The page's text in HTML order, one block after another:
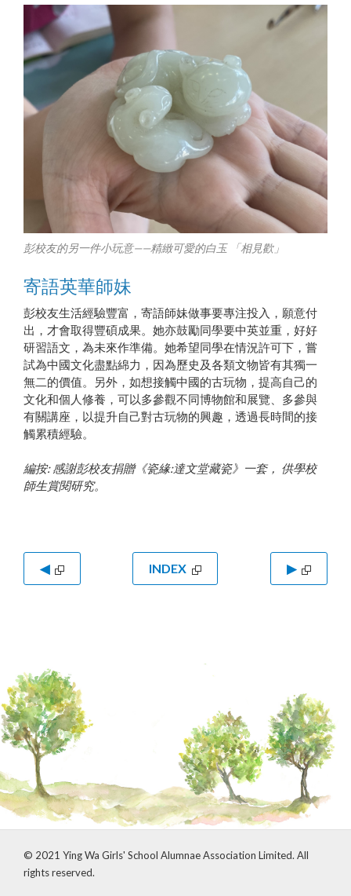
彭校友的另一件小玩意——精緻可愛的白玉 「相見歡」
寄語英華師妹
彭校友生活經驗豐富，寄語師妹做事要專注投入，願意付
出，才會取得豐碩成果。她亦鼓勵同學要中英並重，好好
研習語文，為未來作準備。她希望同學在情況許可下，嘗
試為中國文化盡點綿力，因為歷史及各類文物皆有其獨一
無二的價值。另外，如想接觸中國的古玩物，提高自己的
文化和個人修養，可以多參觀不同博物館和展覽、多參與
有關講座，以提升自己對古玩物的興趣，透過長時間的接
觸累積經驗。
編按: 感謝彭校友捐贈《瓷緣:達文堂藏瓷》一套， 供學校
師生賞閱研究。
◀ INDEX ▶
© 2021 Ying Wa Girls' School Alumnae Association Limited. All
rights reserved.